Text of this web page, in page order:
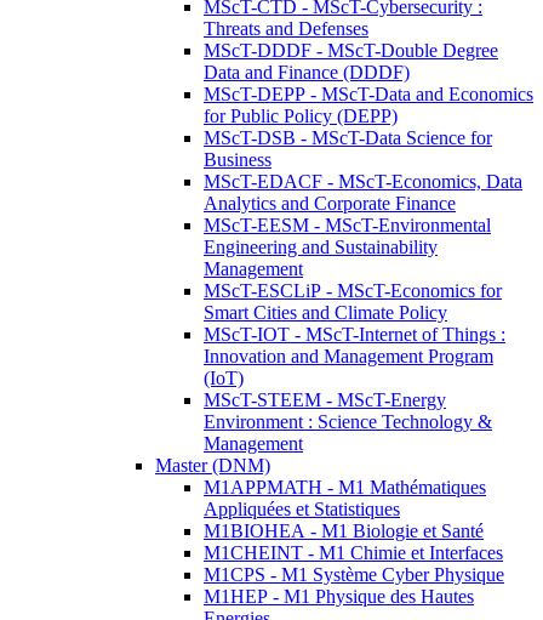
MScT-CTD - MScT-Cybersecurity :
Threats and Defenses
MScT-DDDF - MScT-Double Degree
Data and Finance (DDDF)
MScT-DEPP - MScT-Data and Economics
for Public Policy (DEPP)
MScT-DSB - MScT-Data Science for
Business
MScT-EDACF - MScT-Economics, Data
Analytics and Corporate Finance
MScT-EESM - MScT-Environmental
Engineering and Sustainability
Management
MScT-ESCLiP - MScT-Economics for
Smart Cities and Climate Policy
MScT-IOT - MScT-Internet of Things :
Innovation and Management Program
(IoT)
MScT-STEEM - MScT-Energy
Environment : Science Technology &
Management
Master (DNM)
M1APPMATH - M1 Mathématiques
Appliquées et Statistiques
M1BIOHEA - M1 Biologie et Santé
M1CHEINT - M1 Chimie et Interfaces
M1CPS - M1 Système Cyber Physique
M1HEP - M1 Physique des Hautes